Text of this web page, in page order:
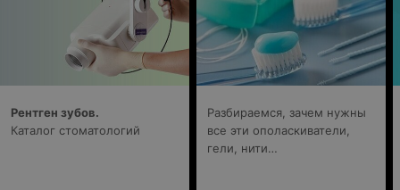
Рентген зубов.
Каталог стоматологий
Разбираемся, зачем нужны
все эти ополаскиватели,
гели, нити…